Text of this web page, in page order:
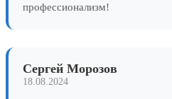
профессионализм!
Сергей Морозов
18.08.2024